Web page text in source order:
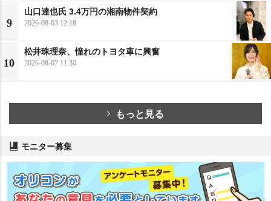
9
山口達也氏 3.4万円の湘南物件契約
2026-08-03 12:18
10
松井珠理奈、憧れのトヨタ車に興奮
2026-08-07 11:30
もっと見る
モニター募集